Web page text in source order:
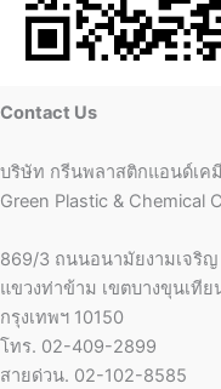
Contact Us
บริษัท กรีนพลาสติกแอนด์เค
Green Plastic & Chemical
869/3 ถนนอนามัยงามเจริญ
แขวงท่าข้าม เขตบางขุนเทีย
กรุงเทพฯ 10150
โทร. 02-409-2899
สายด่วน. 02-102-8585